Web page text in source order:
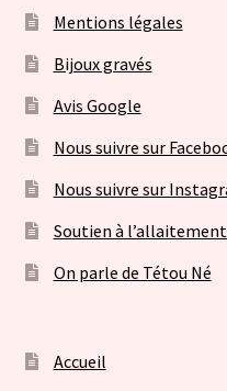
Mentions légales
Bijoux gravés
Avis Google
Nous suivre sur
Nous suivre sur
Soutien à
On parle de Tétou Né
Accueil